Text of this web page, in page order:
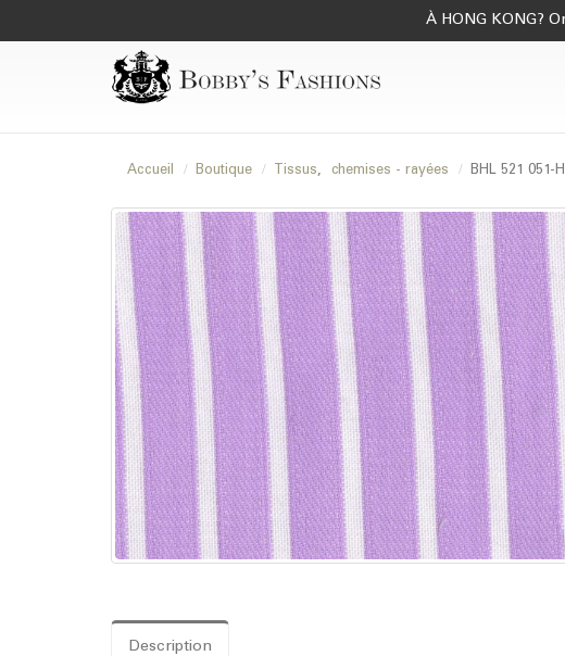
À HONG KONG?
Accueil Boutique Tissus, chemises - rayées BHL 521 051-
Description